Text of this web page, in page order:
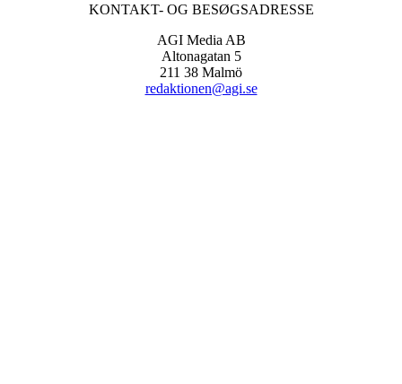
KONTAKT- OG BESØGSADRESSE
AGI Media AB
Altonagatan 5
211 38 Malmö
redaktionen@agi.se